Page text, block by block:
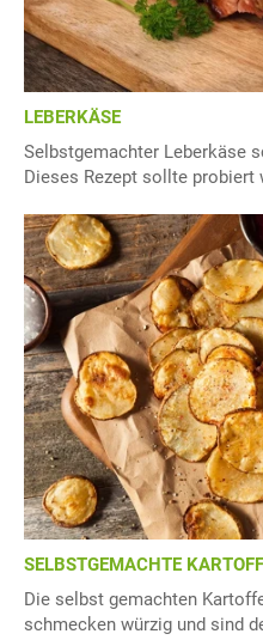
LEBERKÄSE
Selbstgemachter Leberkäse
Dieses Rezept sollte probiert
SELBSTGEMACHTE
Die selbst gemachten
schmecken würzig und sind